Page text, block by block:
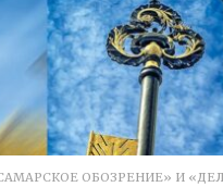
ОБОЗРЕНИЕ» И